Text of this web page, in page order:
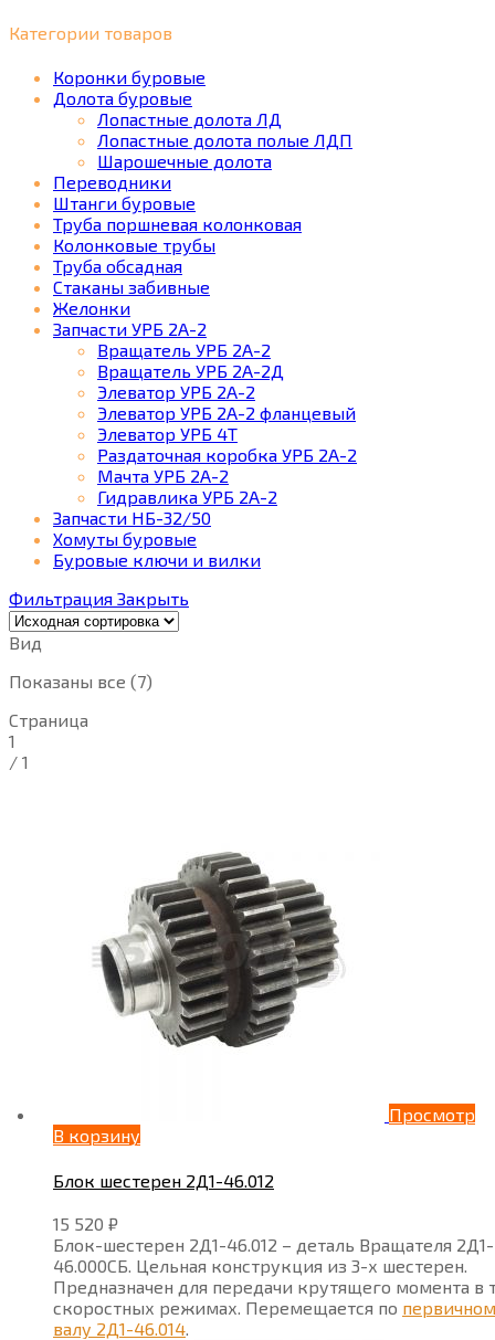
Категории товаров
Коронки буровые
Долота буровые
Лопастные долота ЛД
Лопастные долота полые ЛДП
Шарошечные долота
Переводники
Штанги буровые
Труба поршневая колонковая
Колонковые трубы
Труба обсадная
Стаканы забивные
Желонки
Запчасти УРБ 2А-2
Вращатель УРБ 2А-2
Вращатель УРБ 2А-2Д
Элеватор УРБ 2А-2
Элеватор УРБ 2А-2 фланцевый
Элеватор УРБ 4Т
Раздаточная коробка УРБ 2А-2
Мачта УРБ 2А-2
Гидравлика УРБ 2А-2
Запчасти НБ-32/50
Хомуты буровые
Буровые ключи и вилки
Фильтрация Закрыть
Вид
Показаны все (7)
Страница
1
/ 1
Просмотр
В корзину
Блок шестерен 2Д1-46.012
15 520 ₽
Блок-шестерен 2Д1-46.012 – деталь Вращателя 2Д1-
46.000СБ. Цельная конструкция из 3-х шестерен.
Предназначен для передачи крутящего момента в
скоростных режимах. Перемещается по
валу 2Д1-46.014.